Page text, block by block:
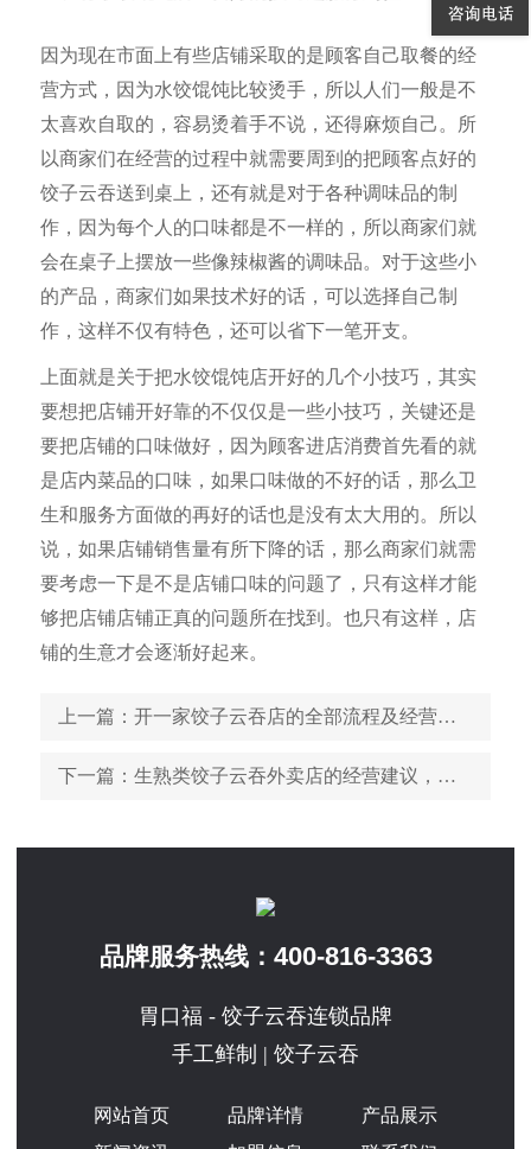
因为现在市面上有些店铺采取的是顾客自己取餐的经
营方式，因为水饺馄饨比较烫手，所以人们一般是不
太喜欢自取的，容易烫着手不说，还得麻烦自己。所
以商家们在经营的过程中就需要周到的把顾客点好的
饺子云吞送到桌上，还有就是对于各种调味品的制
作，因为每个人的口味都是不一样的，所以商家们就
会在桌子上摆放一些像辣椒酱的调味品。对于这些小
的产品，商家们如果技术好的话，可以选择自己制
作，这样不仅有特色，还可以省下一笔开支。
上面就是关于把水饺馄饨店开好的几个小技巧，其实
要想把店铺开好靠的不仅仅是一些小技巧，关键还是
要把店铺的口味做好，因为顾客进店消费首先看的就
是店内菜品的口味，如果口味做的不好的话，那么卫
生和服务方面做的再好的话也是没有太大用的。所以
说，如果店铺销售量有所下降的话，那么商家们就需
要考虑一下是不是店铺口味的问题了，只有这样才能
够把店铺店铺正真的问题所在找到。也只有这样，店
铺的生意才会逐渐好起来。
上一篇 ：开一家饺子云吞店的全部流程及经营技巧都在这里
下一篇 ：生熟类饺子云吞外卖店的经营建议，告诉你怎么做生意会更好
品牌服务热线： 400-816-3363
胃口福 - 饺子云吞连锁品牌
手工鲜制 | 饺子云吞
网站首页 品牌详情
产品展示